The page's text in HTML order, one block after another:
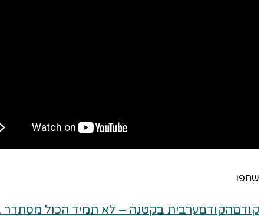
שתפו
קודםהקודםערבית בקטנה – לא תמיד הכול מסתדר